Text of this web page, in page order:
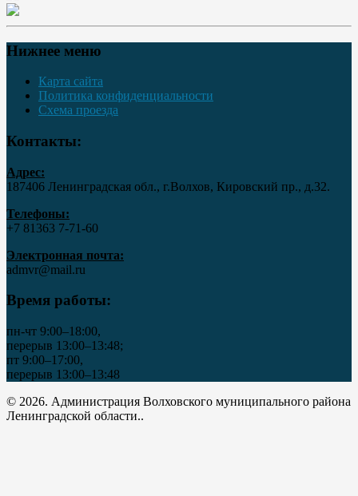
Нижнее меню
Карта сайта
Политика конфиденциальности
Схема проезда
Контакты:
Адрес:
187406 Ленинградская обл., г.Волхов, Кировский пр., д.32.
Телефоны:
+7 81363 7‑71-60
Электронная почта:
admvr@mail.ru
Время работы:
пн-чт 9:00–18:00,
перерыв 13:00–13:48;
пт 9:00–17:00,
перерыв 13:00–13:48
© 2026. Администрация Волховского муниципального района
Ленинградской области..